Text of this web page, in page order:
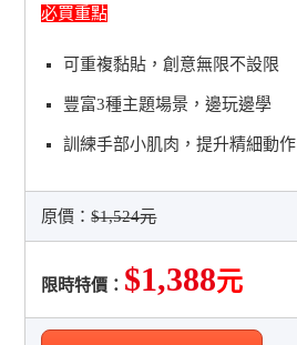
必買重點
可重複黏貼，創意無限不設限
豐富3種主題場景，邊玩邊學
訓練手部小肌肉，提升精細動作
原價：$1,524元
限時特價： $1,388元